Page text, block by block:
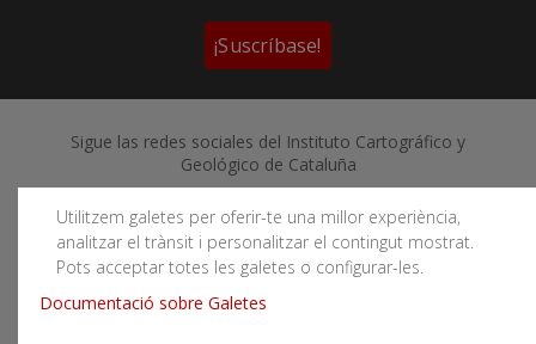
Utilitzem galetes per oferir-te una millor experiència,
analitzar el trànsit i personalitzar el contingut mostrat.
Pots acceptar totes les galetes o configurar-les.
Documentació sobre Galetes
¡Suscríbase!
Sigue las redes sociales del Instituto Cartográfico y
Geológico de Cataluña